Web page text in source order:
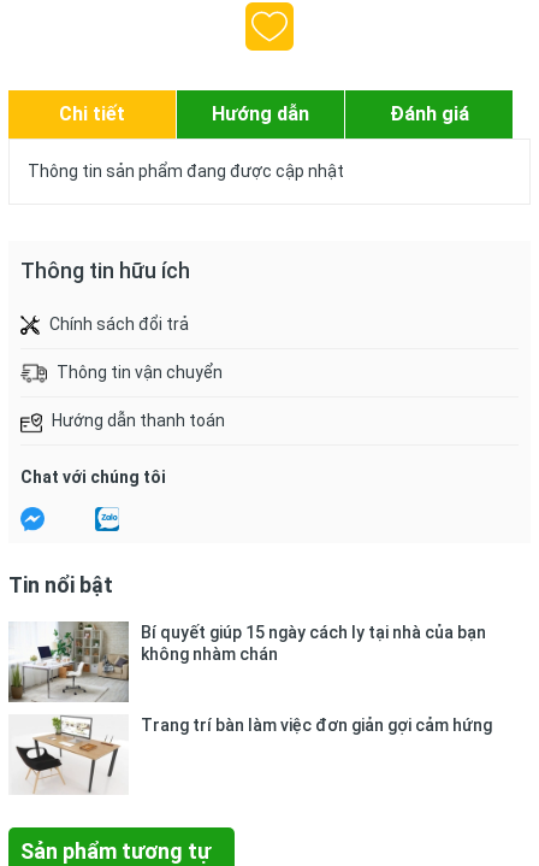
Chi tiết Hướng dẫn Đánh giá
Thông tin sản phẩm đang được cập nhật
Thông tin hữu ích
Chính sách đổi trả
Thông tin vận chuyển
Hướng dẫn thanh toán
Chat với chúng tôi
Tin nổi bật
Bí quyết giúp 15 ngày cách ly tại nhà của bạn
không nhàm chán
Trang trí bàn làm việc đơn giản gợi cảm hứng
Sản phẩm tương tự